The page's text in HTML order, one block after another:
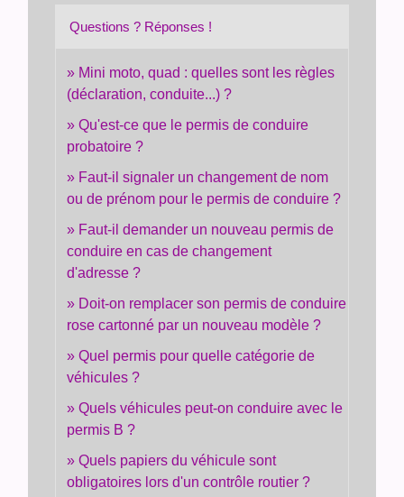
Questions ? Réponses !
Mini moto, quad : quelles sont les règles
(déclaration, conduite...) ?
Qu'est-ce que le permis de conduire
probatoire ?
Faut-il signaler un changement de nom
ou de prénom pour le permis de conduire ?
Faut-il demander un nouveau permis de
conduire en cas de changement
d'adresse ?
Doit-on remplacer son permis de conduire
rose cartonné par un nouveau modèle ?
Quel permis pour quelle catégorie de
véhicules ?
Quels véhicules peut-on conduire avec le
permis B ?
Quels papiers du véhicule sont
obligatoires lors d'un contrôle routier ?